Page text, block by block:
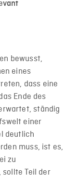
bewusst,
eines
dass eine
Ende des
ständig
einer
deutlich
muss, ist es,
zu
Teil der